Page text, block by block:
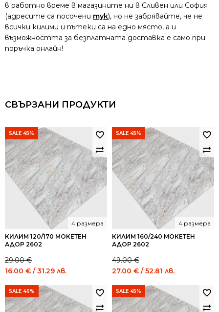
в работно време в магазините ни в Сливен или София
(адресите са посочени тук), но не забрявайте, че не
всички килими и пътеки са на едно място, а и
възможността за безплатната доставка е само при
поръчка онлайн!
СВЪРЗАНИ ПРОДУКТИ
SALE 45%
КИЛИМ 120/170 МОКЕТЕН
АДОР 2602
4 размера
29.00€
Original
was:
29.00 €
16.00 € / 31.29 лв.
16.00 €
SALE 45%
КИЛИМ 160/240 МОКЕТЕН
АДОР 2602
4 размера
49.00€
Original
was:
49.00 €
27.00 € / 52.81 лв.
27.00 €
SALE 46% SALE 45%